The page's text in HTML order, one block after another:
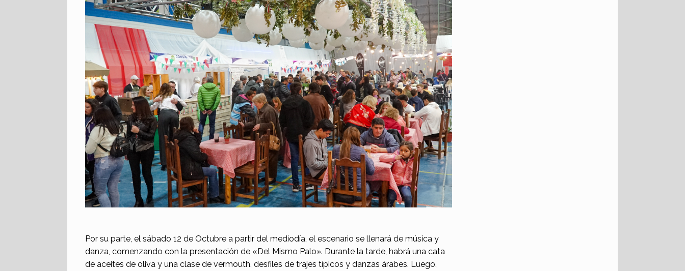
Por su parte, el sábado 12 de Octubre a partir del mediodía, el escenario se llenará de música y
danza, comenzando con la presentación de «Del Mismo Palo». Durante la tarde, habrá una cata
de aceites de oliva y una clase de vermouth, desfiles de trajes típicos y danzas árabes. Luego,